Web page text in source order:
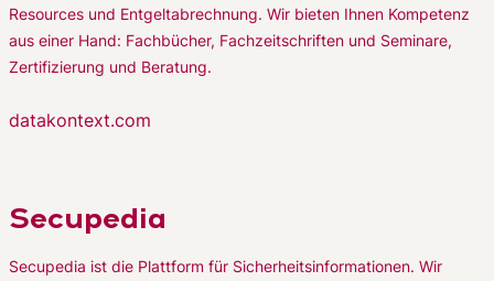
Resources und Entgeltabrechnung. Wir bieten Ihnen Kompetenz
aus einer Hand: Fachbücher, Fachzeitschriften und Seminare,
Zertifizierung und Beratung.
datakontext.com
Secupedia
Secupedia ist die Plattform für Sicherheitsinformationen. Wir